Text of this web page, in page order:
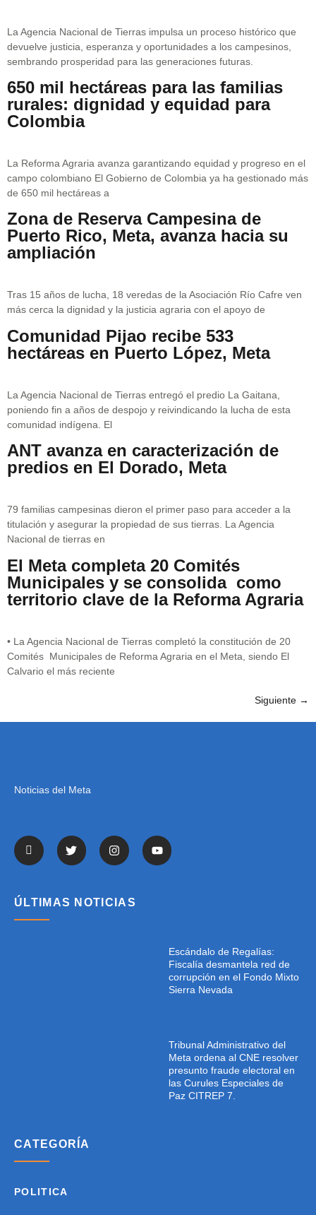
La Agencia Nacional de Tierras impulsa un proceso histórico que
devuelve justicia, esperanza y oportunidades a los campesinos,
sembrando prosperidad para las generaciones futuras.
650 mil hectáreas para las familias
rurales: dignidad y equidad para
Colombia
La Reforma Agraria avanza garantizando equidad y progreso en el
campo colombiano El Gobierno de Colombia ya ha gestionado más
de 650 mil hectáreas a
Zona de Reserva Campesina de
Puerto Rico, Meta, avanza hacia su
ampliación
Tras 15 años de lucha, 18 veredas de la Asociación Río Cafre ven
más cerca la dignidad y la justicia agraria con el apoyo de
Comunidad Pijao recibe 533
hectáreas en Puerto López, Meta
La Agencia Nacional de Tierras entregó el predio La Gaitana,
poniendo fin a años de despojo y reivindicando la lucha de esta
comunidad indígena. El
ANT avanza en caracterización de
predios en El Dorado, Meta
79 familias campesinas dieron el primer paso para acceder a la
titulación y asegurar la propiedad de sus tierras. La Agencia
Nacional de tierras en
El Meta completa 20 Comités
Municipales y se consolida como
territorio clave de la Reforma Agraria
• La Agencia Nacional de Tierras completó la constitución de 20
Comités Municipales de Reforma Agraria en el Meta, siendo El
Calvario el más reciente
Siguiente →
Noticias del Meta
ÚLTIMAS NOTICIAS
Escándalo de Regalías:
Fiscalía desmantela red de
corrupción en el Fondo Mixto
Sierra Nevada
Tribunal Administrativo del
Meta ordena al CNE resolver
presunto fraude electoral en
las Curules Especiales de
Paz CITREP 7.
CATEGORÍA
POLITICA